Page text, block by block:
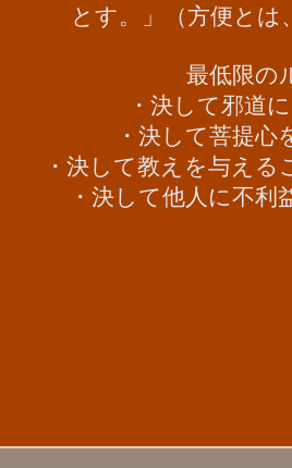
とす。」（方便とは
最低限の
・ 決して邪道に
・決して菩提心
・ 決して教えを与える
・ 決して他人に不利